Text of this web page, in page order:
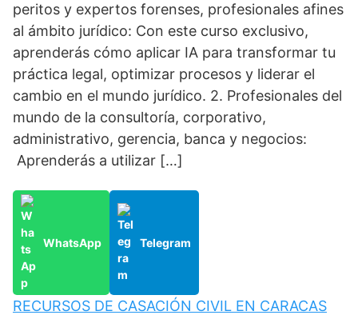
peritos y expertos forenses, profesionales afines
al ámbito jurídico: Con este curso exclusivo,
aprenderás cómo aplicar IA para transformar tu
práctica legal, optimizar procesos y liderar el
cambio en el mundo jurídico. 2. Profesionales del
mundo de la consultoría, corporativo,
administrativo, gerencia, banca y negocios:
Aprenderás a utilizar […]
WhatsApp Telegram
RECURSOS DE CASACIÓN CIVIL EN CARACAS